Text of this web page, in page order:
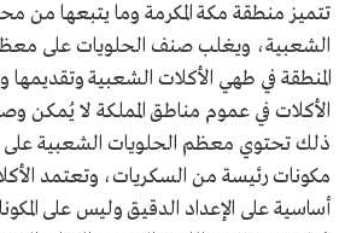
تتميز منطقة مكة المكرمة وما يتبعها من
الشعبية، ويغلب صنف الحلويات على
المنطقة في طهي الأكلات الشعبية
الأكلات في عموم مناطق المملكة لا يُمكن
ذلك تحتوي معظم الحلويات الشعبية على
مكونات رئيسة من السكريات، وتعتمد
أساسية على الإعداد الدقيق وليس على